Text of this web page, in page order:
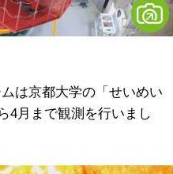
は京都大学の「せいめい
4月まで観測を行いまし